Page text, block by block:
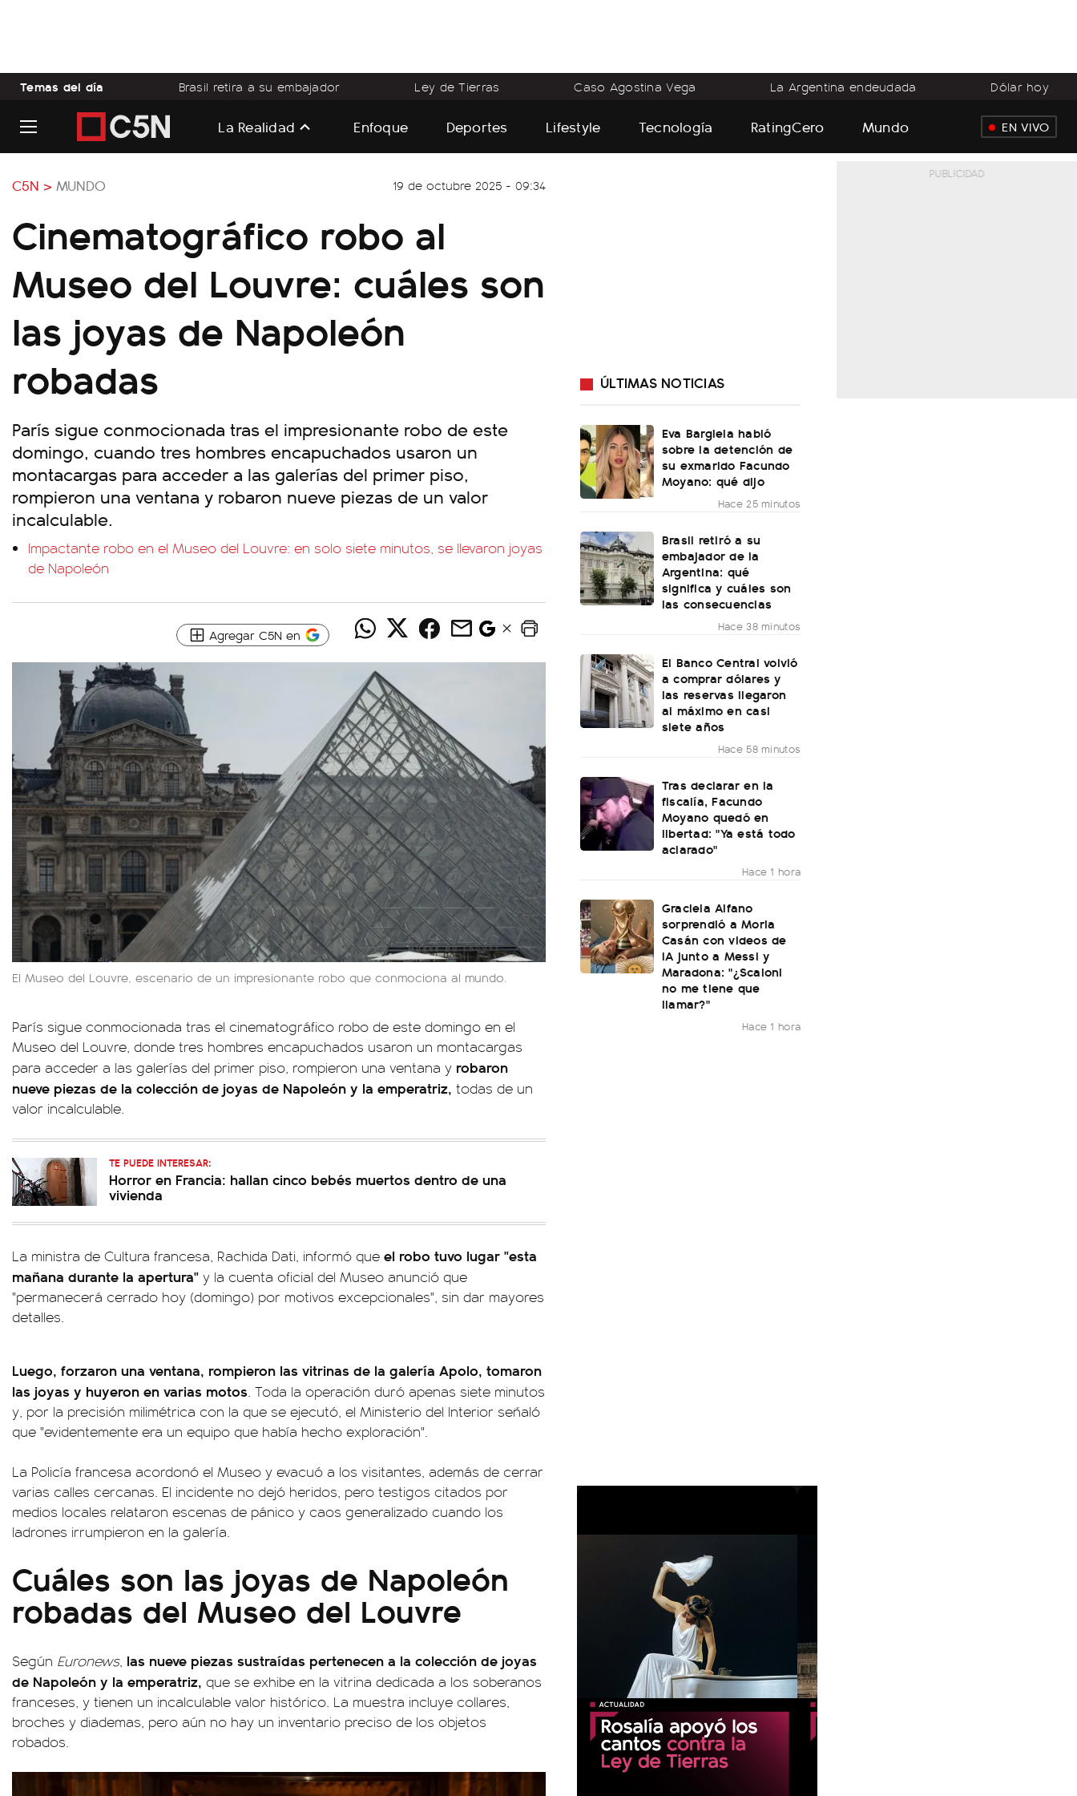
Temas del día Brasil retira a su embajador Ley de Tierras Caso Agostina Vega La Argentina endeudada Dólar hoy
La Realidad Enfoque Deportes Lifestyle Tecnología RatingCero Mundo EN VIVO
C5N > MUNDO 19 de octubre 2025 - 09:34
Cinematográfico robo al
Museo del Louvre: cuáles son
las joyas de Napoleón
robadas
París sigue conmocionada tras el impresionante robo de este
domingo, cuando tres hombres encapuchados usaron un
montacargas para acceder a las galerías del primer piso,
rompieron una ventana y robaron nueve piezas de un valor
incalculable.
Impactante robo en el Museo del Louvre: en solo siete minutos, se llevaron joyas
de Napoleón
Agregar C5N en
El Museo del Louvre, escenario de un impresionante robo que conmociona al mundo.
París sigue conmocionada tras el cinematográfico robo de este domingo en el
Museo del Louvre, donde tres hombres encapuchados usaron un montacargas
para acceder a las galerías del primer piso, rompieron una ventana y robaron
nueve piezas de la colección de joyas de Napoleón y la emperatriz, todas de un
valor incalculable.
TE PUEDE INTERESAR:
Horror en Francia: hallan cinco bebés muertos dentro de una
vivienda
La ministra de Cultura francesa, Rachida Dati, informó que el robo tuvo lugar "esta
mañana durante la apertura" y la cuenta oficial del Museo anunció que
"permanecerá cerrado hoy (domingo) por motivos excepcionales", sin dar mayores
detalles.
Luego, forzaron una ventana, rompieron las vitrinas de la galería Apolo, tomaron
las joyas y huyeron en varias motos. Toda la operación duró apenas siete minutos
y, por la precisión milimétrica con la que se ejecutó, el Ministerio del Interior señaló
que "evidentemente era un equipo que había hecho exploración".
La Policía francesa acordonó el Museo y evacuó a los visitantes, además de cerrar
varias calles cercanas. El incidente no dejó heridos, pero testigos citados por
medios locales relataron escenas de pánico y caos generalizado cuando los
ladrones irrumpieron en la galería.
Cuáles son las joyas de Napoleón
robadas del Museo del Louvre
Según Euronews, las nueve piezas sustraídas pertenecen a la colección de joyas
de Napoleón y la emperatriz, que se exhibe en la vitrina dedicada a los soberanos
franceses, y tienen un incalculable valor histórico. La muestra incluye collares,
broches y diademas, pero aún no hay un inventario preciso de los objetos
robados.
ÚLTIMAS NOTICIAS
Eva Bargiela habló
sobre la detención de
su exmarido Facundo
Moyano: qué dijo
Hace 25 minutos
Brasil retiró a su
embajador de la
Argentina: qué
significa y cuáles son
las consecuencias
Hace 38 minutos
El Banco Central volvió
a comprar dólares y
las reservas llegaron
al máximo en casi
siete años
Hace 58 minutos
Tras declarar en la
fiscalía, Facundo
Moyano quedó en
libertad: "Ya está todo
aclarado"
Hace 1 hora
Graciela Alfano
sorprendió a Moria
Casán con videos de
IA junto a Messi y
Maradona: "¿Scaloni
no me tiene que
llamar?"
Hace 1 hora